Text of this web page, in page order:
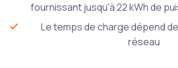
fournissant jusqu'à 22 kWh de
Le temps de charge dépend
réseau